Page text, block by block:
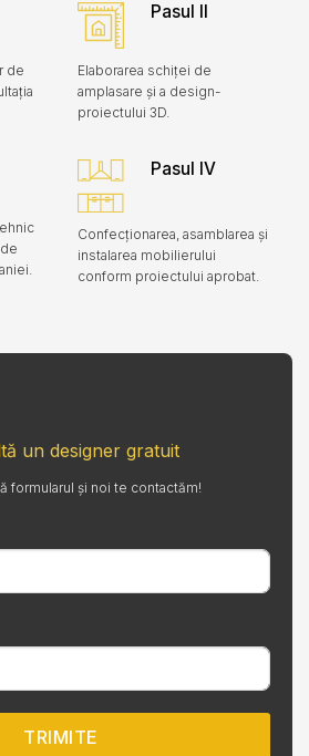
de
Pasul II
Elaborarea schiței de
amplasare și a design-
proiectului 3D.
Pasul IV
Confecționarea, asamblarea și
instalarea mobilierului
conform proiectului aprobat.
un designer gratuit
formularul și noi te contactăm!
TRIMITE